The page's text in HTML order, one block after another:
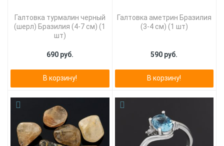
Галтовка турмалин черный
(шерл) Бразилия (4-7 см) (1
шт)
690 руб.
В корзину!
Галтовка аметрин Бразилия
(3-4 см) (1 шт)
590 руб.
В корзину!